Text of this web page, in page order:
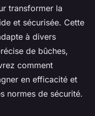
transformer la
et sécurisée. Cette
à divers
de bûches,
comment
en efficacité et
normes de sécurité.